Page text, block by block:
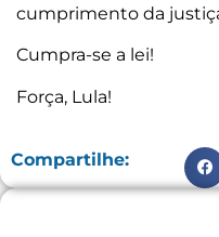
cumprimento da
Cumpra-se a lei!
Força, Lula!
Compartilhe: